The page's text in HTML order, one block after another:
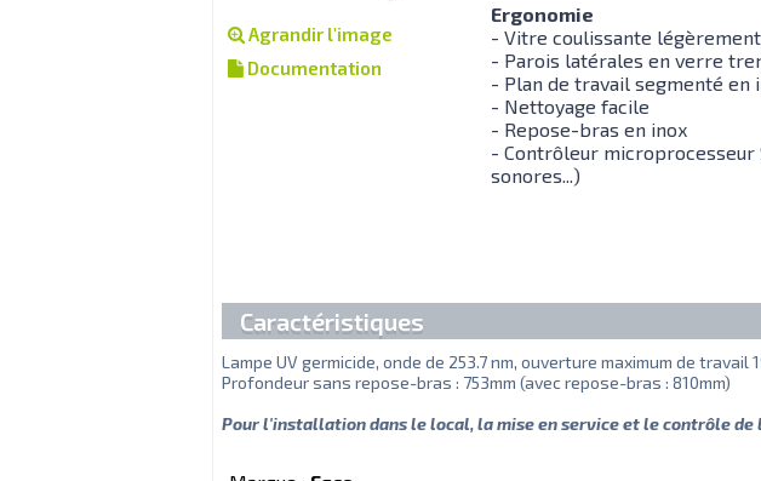
Agrandir l'image
Documentation
Ergonomie
- Vitre coulissante
- Parois latérales en verre
- Plan de travail segmenté en
- Nettoyage facile
- Repose-bras en inox
- Contrôleur
sonores...)
Caractéristiques
Lampe UV germicide, onde de 253.7 nm, ouverture maximum de
Profondeur sans repose-bras : 753mm (avec repose-bras : 810mm)
Pour l'installation dans le local, la mise en service et le contrôle de